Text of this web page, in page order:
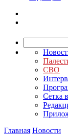
СВО
Сетка
Главная Новости